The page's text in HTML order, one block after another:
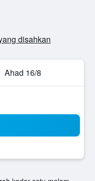
disahkan
Ahad 16/8